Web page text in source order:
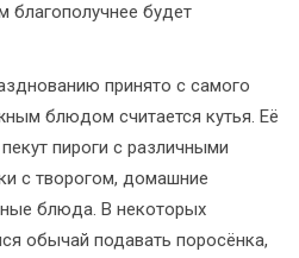
благополучнее будет
принято с самого
блюдом считается кутья. Её
пироги с различными
с творогом, домашние
блюда. В некоторых
обычай подавать поросёнка,